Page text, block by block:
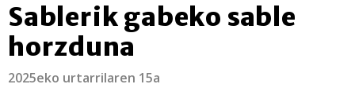
Sablerik gabeko sable
horzduna
2025eko urtarrilaren 15a